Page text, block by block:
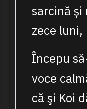
sarcină și
zece luni,
Începu
voce
că şi Koi